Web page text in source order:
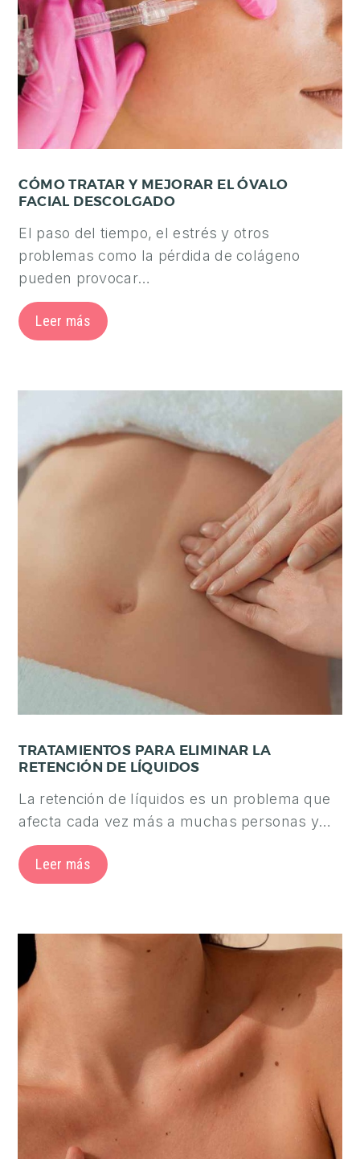
CÓMO TRATAR Y MEJORAR EL ÓVALO
FACIAL DESCOLGADO
El paso del tiempo, el estrés y otros
problemas como la pérdida de colágeno
pueden provocar…
Leer más
TRATAMIENTOS PARA ELIMINAR LA
RETENCIÓN DE LÍQUIDOS
La retención de líquidos es un problema que
afecta cada vez más a muchas personas y…
Leer más